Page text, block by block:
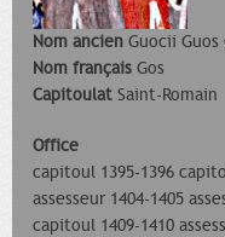
Nom ancien Guocii Guos
Nom français Gos
Capitoulat Saint-Romain
Office
capitoul 1395-1396
assesseur 1404-1405
capitoul 1409-1410